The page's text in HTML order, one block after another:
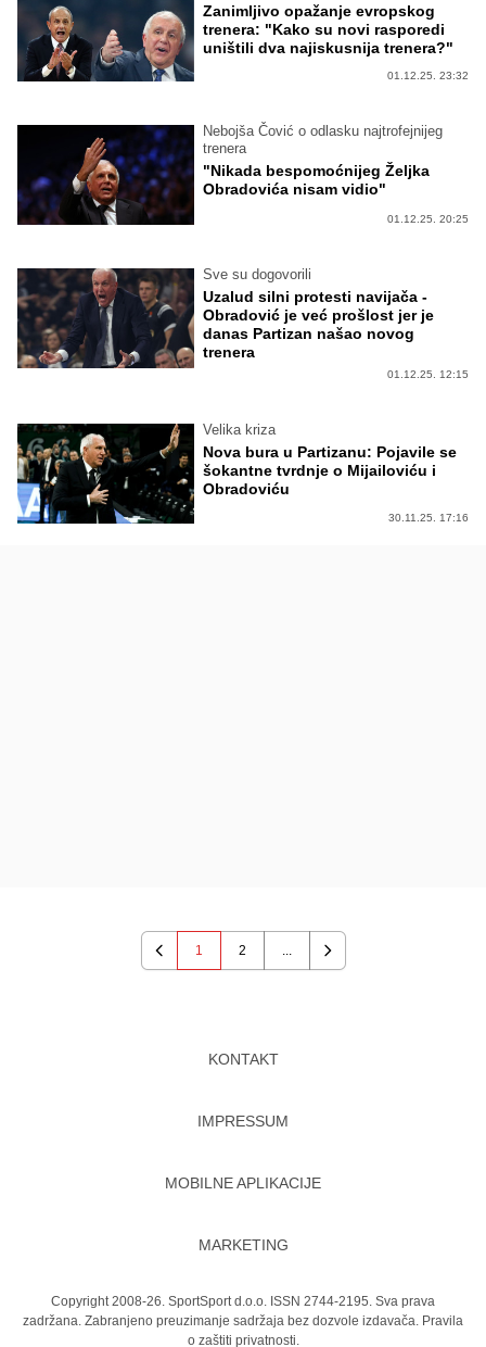
Zanimljivo opažanje evropskog
trenera: "Kako su novi rasporedi
uništili dva najiskusnija trenera?"
01.12.25. 23:32
Nebojša Čović o odlasku najtrofejnijeg
trenera
"Nikada bespomoćnijeg Željka
Obradovića nisam vidio"
01.12.25. 20:25
Sve su dogovorili
Uzalud silni protesti navijača -
Obradović je već prošlost jer je
danas Partizan našao novog
trenera
01.12.25. 12:15
Velika kriza
Nova bura u Partizanu: Pojavile se
šokantne tvrdnje o Mijailoviću i
Obradoviću
30.11.25. 17:16
Previous
1 2 ...
Next
KONTAKT
IMPRESSUM
MOBILNE APLIKACIJE
MARKETING
Copyright 2008-26. SportSport d.o.o. ISSN 2744-2195. Sva prava
zadržana. Zabranjeno preuzimanje sadržaja bez dozvole izdavača. Pravila
o zaštiti privatnosti.